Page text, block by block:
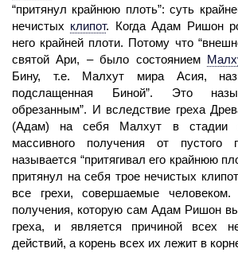
“притянул крайнюю плоть”: суть
нечистых клипот. Когда Адам Ришон
него крайней плоти. Потому что
святой Ари, – было состоянием
Бину, т.е. Малхут мира Асия,
подслащенная Биной”. Это
обрезанным”. И вследствие греха
(Адам) на себя Малхут в стадии
массивного получения от пустого
называется “притягивал его крайнюю
притянул на себя трое нечистых
все грехи, совершаемые человеком.
получения, которую сам Адам Ришон
греха, и является причиной всех
действий, а корень всех их лежит в